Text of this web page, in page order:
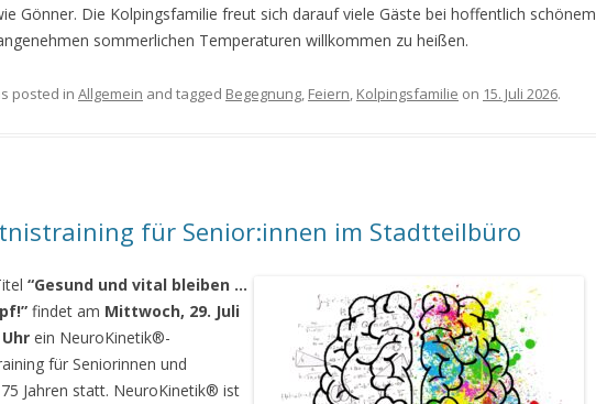
Gönner. Die Kolpingsfamilie freut sich darauf viele Gäste bei hoffentlich schönem
sommerlichen Temperaturen willkommen zu heißen.
posted in Allgemein and tagged Begegnung, Feiern, Kolpingsfamilie on 15. Juli 2026.
für Senior:innen im Stadtteilbüro
“Gesund und vital bleiben …
findet am Mittwoch, 29. Juli
ein NeuroKinetik®-
für Seniorinnen und
Jahren statt. NeuroKinetik® ist